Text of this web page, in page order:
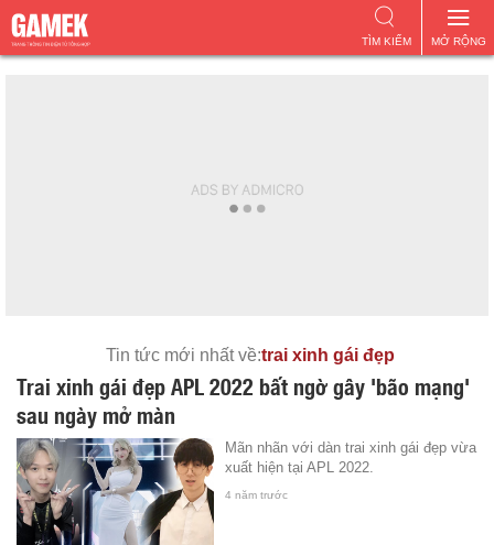
MỞ RỘNG
TÌM KIẾM
Tin tức mới nhất về:trai xinh gái đẹp
Trai xinh gái đẹp APL 2022 bất ngờ gây 'bão mạng'
sau ngày mở màn
Mãn nhãn với dàn trai xinh gái đẹp vừa
xuất hiện tại APL 2022.
4 năm trước